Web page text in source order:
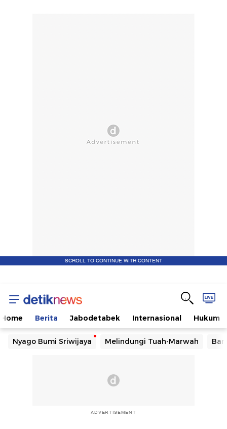
SCROLL TO CONTINUE WITH CONTENT
Home Berita Jabodetabek Internasional Hukum
Nyago Bumi Sriwijaya Melindungi Tuah-Marwah
ADVERTISEMENT